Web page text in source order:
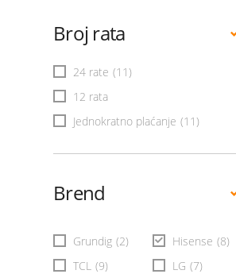
Broj rata
24 rate (11)
12 rata
Jednokratno plaćanje (11)
Brend
Grundig (2) Hisense (8)
TCL (9) LG (7)